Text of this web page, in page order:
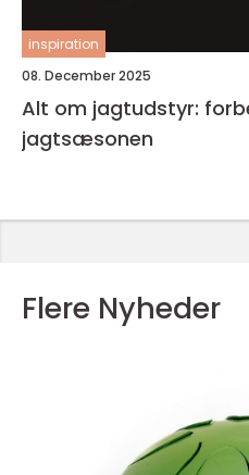
inspiration
08. December 2025
Alt om jagtudstyr:
jagtsæsonen
Flere Nyheder